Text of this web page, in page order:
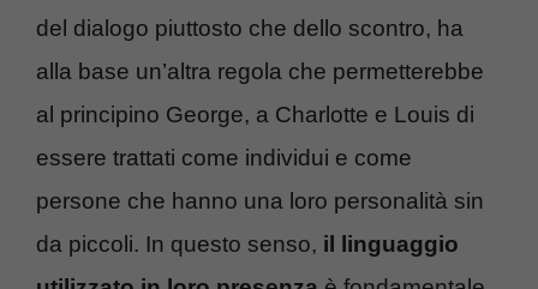
del dialogo piuttosto che dello scontro, ha
alla base un’altra regola che permetterebbe
al principino George, a Charlotte e Louis di
essere trattati come individui e come
persone che hanno una loro personalità sin
da piccoli. In questo senso, il linguaggio